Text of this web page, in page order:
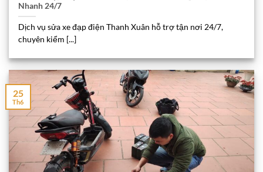
Nhanh 24/7
Dịch vụ sửa xe đạp điện Thanh Xuân hỗ trợ tận nơi 24/7,
chuyên kiểm [...]
25
Th6